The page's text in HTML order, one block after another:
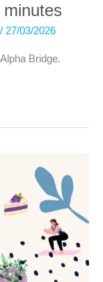
minutes
/ 27/03/2026
Bridge.